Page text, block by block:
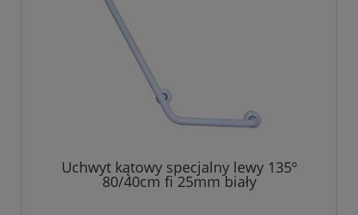
Uchwyt kątowy specjalny lewy 135º
80/40cm fi 25mm biały